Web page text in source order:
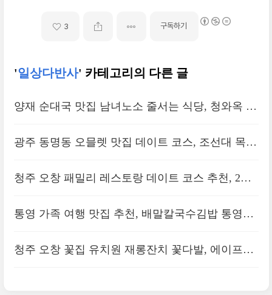
3 구독하기
'일상다반사' 카테고리의 다른 글
양재 순대국 맛집 남녀노소 줄서는 식당, 청와옥 양
광주 동명동 오믈렛 맛집 데이트 코스, 조선대 목하
청주 오창 패밀리 레스토랑 데이트 코스 추천, 2산
통영 가족 여행 맛집 추천, 배말칼국수김밥 통영루
청주 오창 꽃집 유치원 재롱잔치 꽃다발, 에이프릴